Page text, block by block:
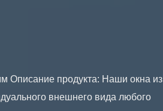
Описание продукта: Наши окна из
внешнего вида любого